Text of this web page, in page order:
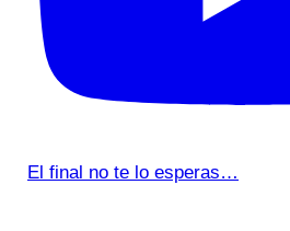
El final no te lo esperas…